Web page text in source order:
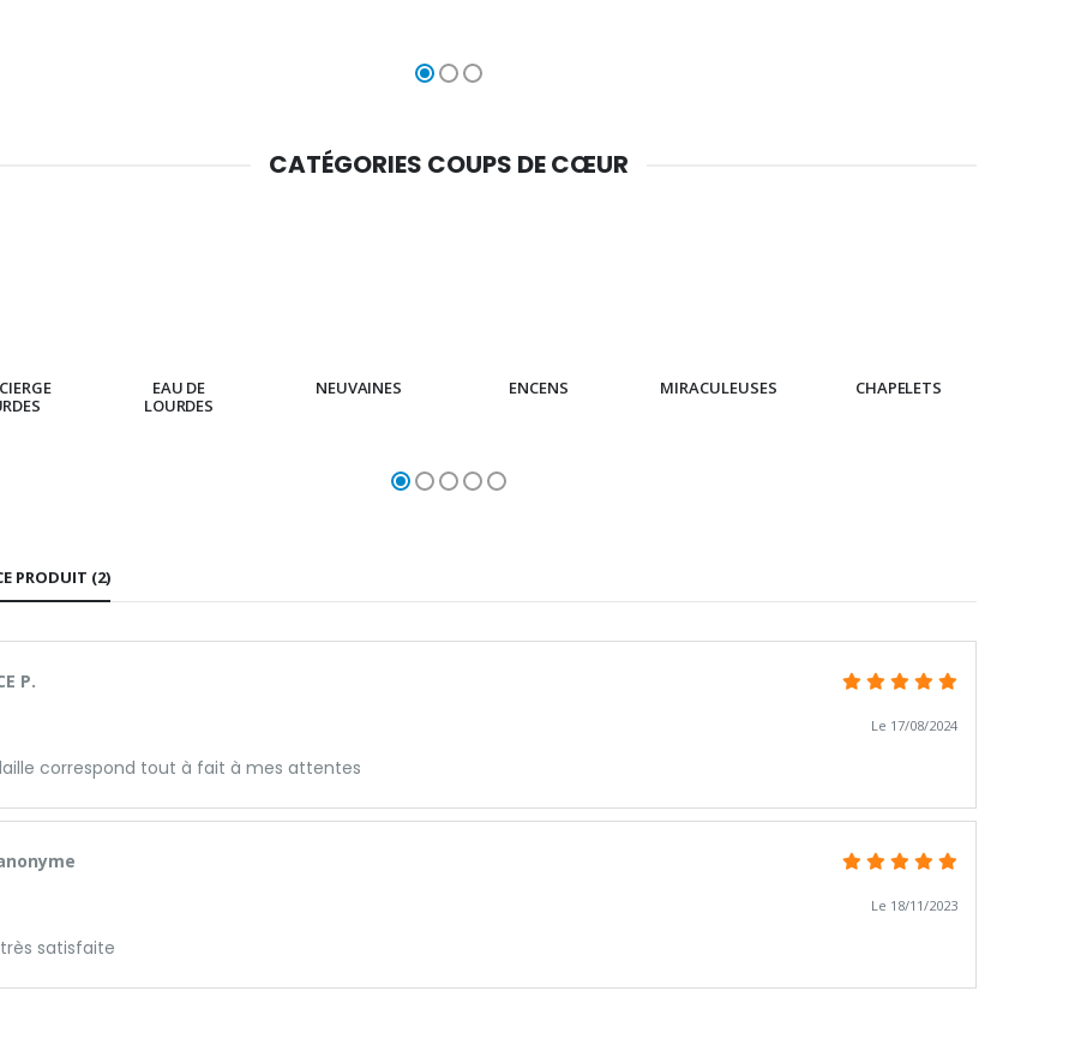
CATÉGORIES COUPS DE CŒUR
EAU DE
LOURDES
NEUVAINES ENCENS MIRACULEUSES CHAPELETS
PRODUIT (2)
P.
Le 17/08/2024
correspond tout à fait à mes attentes
Le 18/11/2023
satisfaite